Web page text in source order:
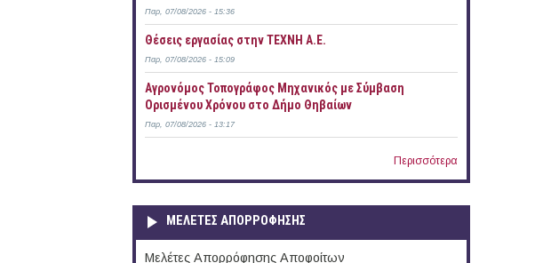
Παρ, 07/08/2026 - 15:36
Θέσεις εργασίας στην ΤΕΧΝΗ Α.Ε.
Παρ, 07/08/2026 - 15:09
Αγρονόμος Τοπογράφος Μηχανικός με Σύμβαση
Ορισμένου Χρόνου στο Δήμο Θηβαίων
Παρ, 07/08/2026 - 13:17
Περισσότερα
ΜΕΛΕΤΕΣ ΑΠΟΡΡΟΦΗΣΗΣ
Μελέτες Απορρόφησης Αποφοίτων